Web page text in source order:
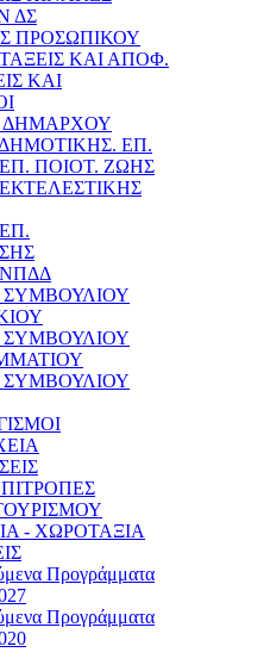
ΔΣ
ΠΡΟΣΩΠΙΚΟΥ
ΚΑΙ ΑΠΟΦ.
ΚΑΙ
ΔΗΜΑΡΧΟΥ
ΕΠ.
ΠΟΙOΤ. ΖΩΗΣ
ΝΠΔΔ
ΣΥΜΒΟΥΛΙΟΥ
ΣΥΜΒΟΥΛΙΟΥ
ΣΥΜΒΟΥΛΙΟΥ
- ΧΩΡΟΤΑΞΙΑ
Προγράμματα
Προγράμματα